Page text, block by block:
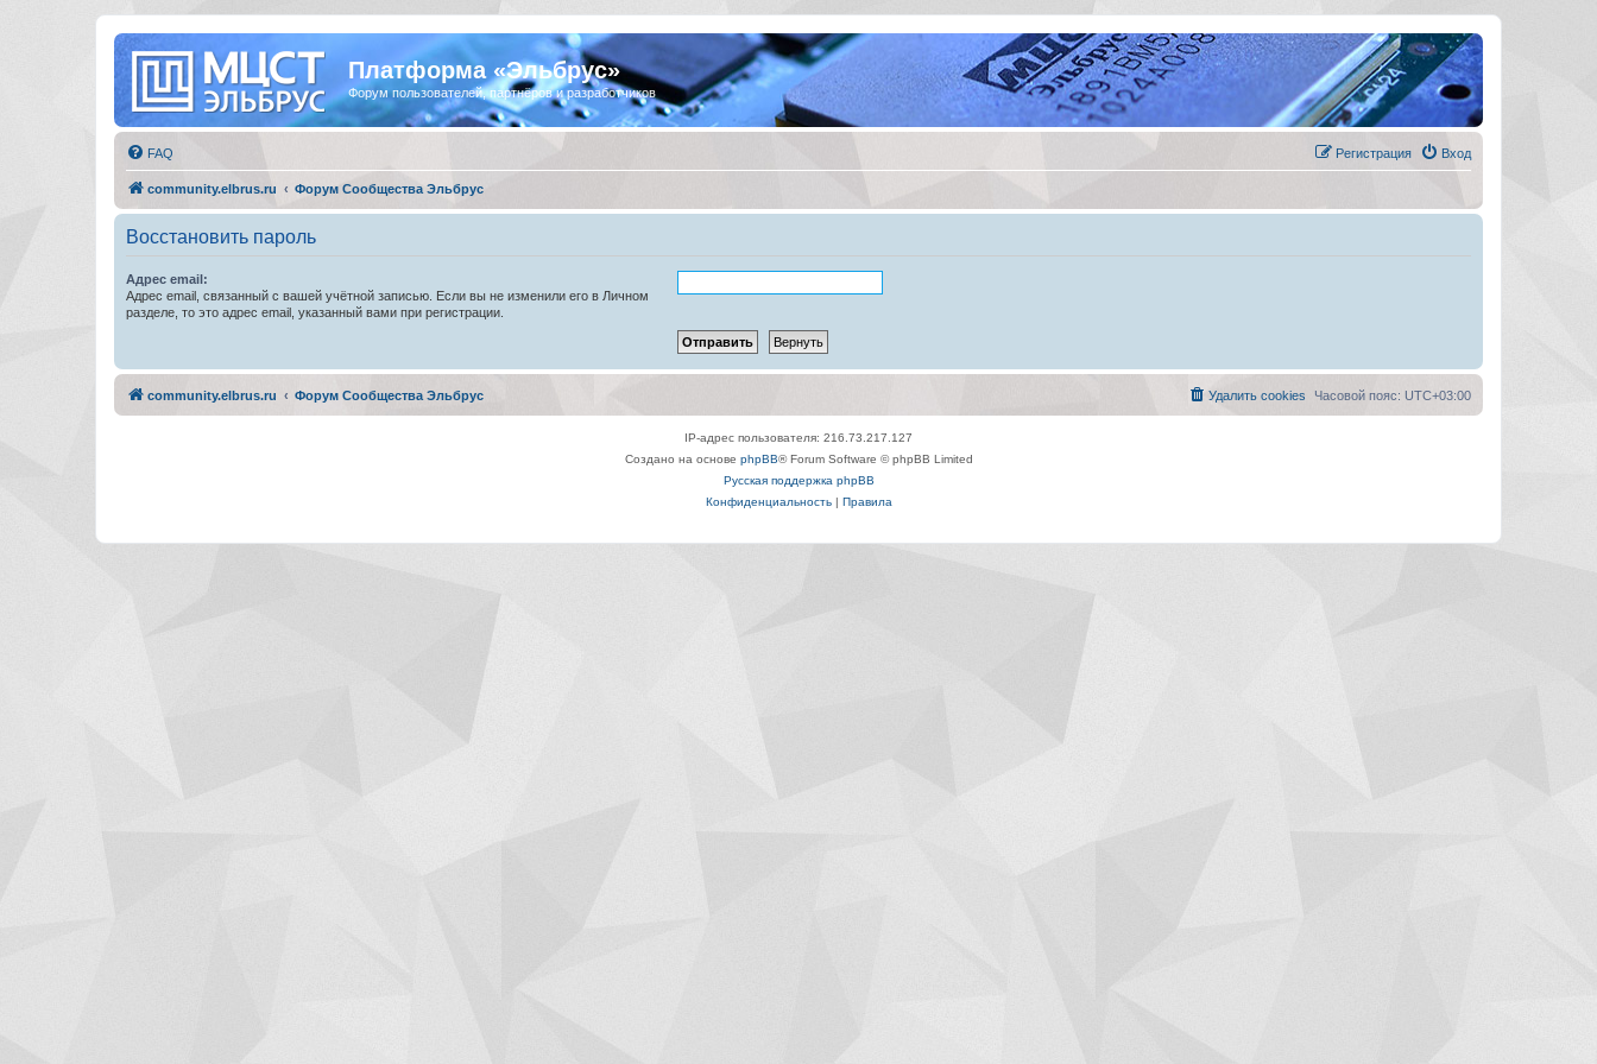
Платформа «Эльбрус»
Форум пользователей, партнёров и разработчиков
FAQ Вход
Регистрация
community.elbrus.ru Форум Сообщества Эльбрус
Восстановить пароль
Адрес email:
Адрес email, связанный с вашей учётной записью. Если вы не изменили его в Личном
разделе, то это адрес email, указанный вами при регистрации.
community.elbrus.ru Форум Сообщества Эльбрус Часовой пояс: UTC+03:00
Удалить cookies
IP-адрес пользователя: 216.73.217.127
Создано на основе phpBB® Forum Software © phpBB Limited
Русская поддержка phpBB
Конфиденциальность| Правила